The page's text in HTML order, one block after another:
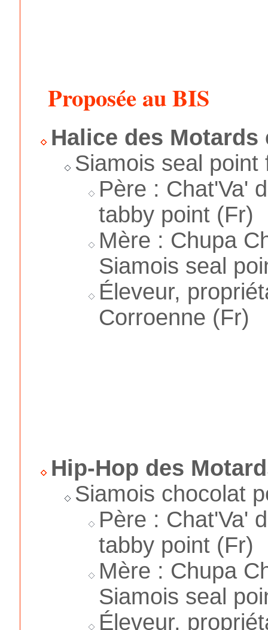
Proposée au BIS
Halice des Motards
Siamois seal
Père : Chat'Va'
tabby point (Fr)
Mère : Chupa
Siamois seal
Éleveur,
Corroenne (Fr)
Hip-Hop des
Siamois chocolat
Père : Chat'Va'
tabby point (Fr)
Mère : Chupa
Siamois seal
Éleveur,